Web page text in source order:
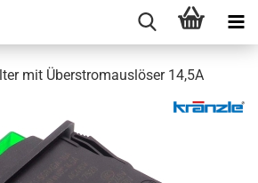
mit Überstromauslöser 14,5A